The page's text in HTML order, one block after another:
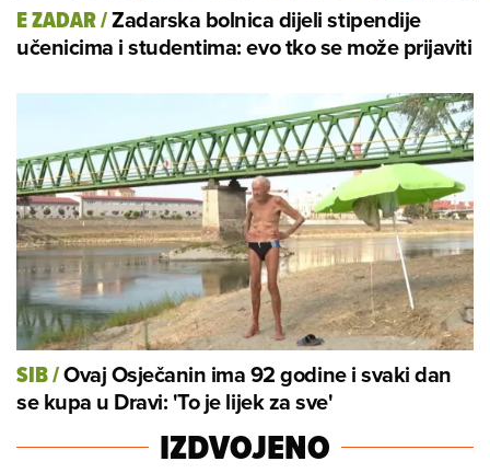
E ZADAR/Zadarska bolnica dijeli stipendije
učenicima i studentima: evo tko se može prijaviti
SIB/Ovaj Osječanin ima 92 godine i svaki dan
se kupa u Dravi: 'To je lijek za sve'
IZDVOJENO